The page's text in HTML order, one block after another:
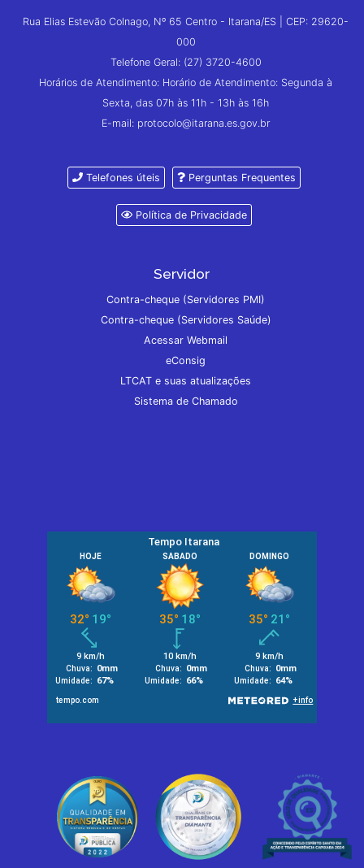
Rua Elias Estevão Colnago, Nº 65 Centro - Itarana/ES | CEP: 29620-
000
Telefone Geral: (27) 3720-4600
Horários de Atendimento: Horário de Atendimento: Segunda à
Sexta, das 07h às 11h - 13h às 16h
E-mail: protocolo@itarana.es.gov.br
Telefones úteis Perguntas Frequentes
Política de Privacidade
Servidor
Contra-cheque (Servidores PMI)
Contra-cheque (Servidores Saúde)
Acessar Webmail
eConsig
LTCAT e suas atualizações
Sistema de Chamado